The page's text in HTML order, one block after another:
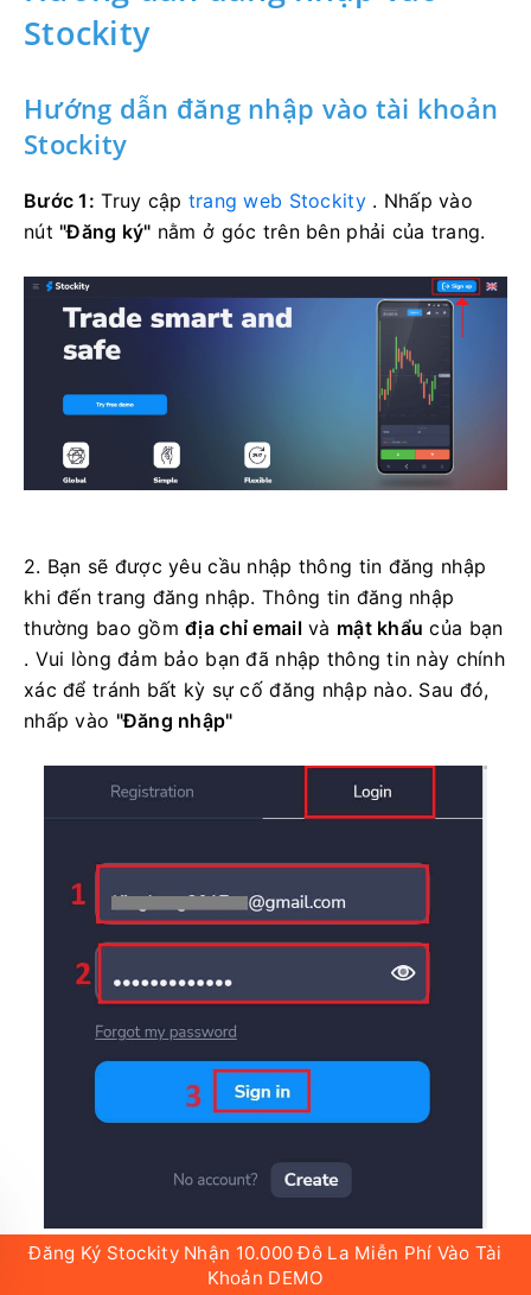
Stockity
Hướng dẫn đăng nhập vào tài khoản
Stockity
Bước 1: Truy cập trang web Stockity. Nhấp vào
nút "Đăng ký" nằm ở góc trên bên phải của trang.
2. Bạn sẽ được yêu cầu nhập thông tin đăng nhập
khi đến trang đăng nhập. Thông tin đăng nhập
thường bao gồmđịa chỉ emailvà mật khẩu của bạn
. Vui lòng đảm bảo bạn đã nhập thông tin này chính
xác để tránh bất kỳ sự cố đăng nhập nào. Sau đó,
nhấp vào "Đăng nhập"
Đăng Ký Stockity Nhận 10.000 Đô La Miễn Phí Vào Tài
Khoản DEMO